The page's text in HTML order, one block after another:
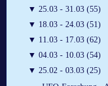
▼ 25.03 - 31.03 (55)
▼ 18.03 - 24.03 (51)
▼ 11.03 - 17.03 (62)
▼ 04.03 - 10.03 (54)
▼ 25.02 - 03.03 (25)